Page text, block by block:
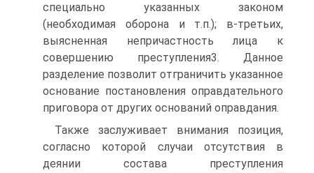
специально указанных законом
(необходимая оборона и т.п.); в-третьих,
выясненная непричастность лица к
совершению преступления3. Данное
разделение позволит отграничить указанное
основание постановления оправдательного
приговора от других оснований оправдания.
Также заслуживает внимания позиция,
согласно которой случаи отсутствия в
деянии состава преступления